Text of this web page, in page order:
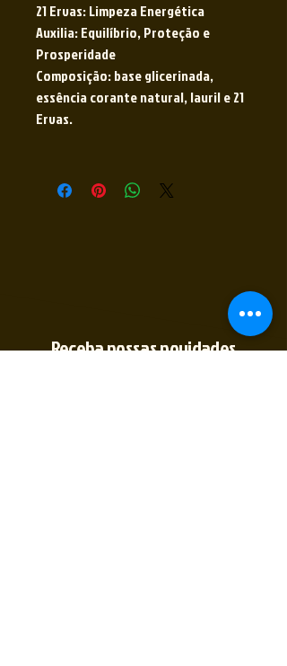
21 Ervas: Limpeza Energética
Auxilia: Equilíbrio, Proteção e
Prosperidade
Composição: base glicerinada,
essência corante natural, lauril e 21
Ervas.
Receba nossas novidades